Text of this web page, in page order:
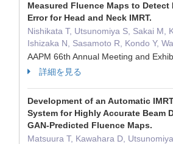
Measured Fluence Maps to
Error for Head and Neck IMRT.
Nishikata T, Utsunomiya S, Sakai M,
Ishizaka N, Sasamoto R, Kondo Y,
AAPM 66th Annual Meeting and
詳細を見る
Development of an Automatic
System for Highly Accurate Beam
GAN-Predicted Fluence Maps.
Matsuura T, Kawahara D,